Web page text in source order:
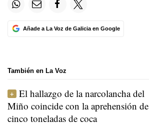
Añade a La Voz de Galicia en Google
También en La Voz
El hallazgo de la narcolancha del
Miño coincide con la aprehensión de
cinco toneladas de coca